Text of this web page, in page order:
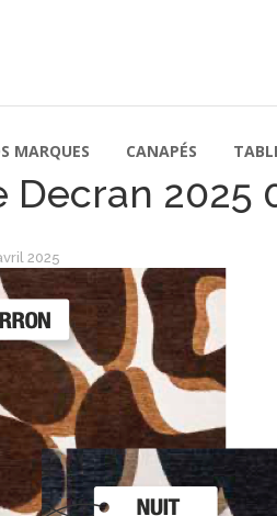
MARQUES CANAPÉS
Decran 2025
2025